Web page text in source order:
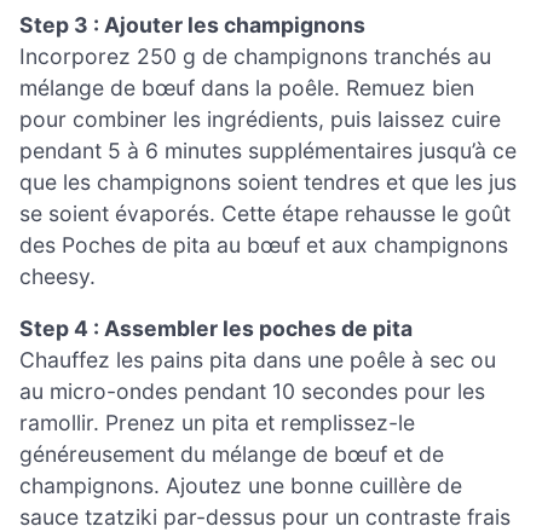
Step 3 : Ajouter les champignons
Incorporez 250 g de champignons tranchés au
mélange de bœuf dans la poêle. Remuez bien
pour combiner les ingrédients, puis laissez cuire
pendant 5 à 6 minutes supplémentaires jusqu’à ce
que les champignons soient tendres et que les jus
se soient évaporés. Cette étape rehausse le goût
des Poches de pita au bœuf et aux champignons
cheesy.
Step 4 : Assembler les poches de pita
Chauffez les pains pita dans une poêle à sec ou
au micro-ondes pendant 10 secondes pour les
ramollir. Prenez un pita et remplissez-le
généreusement du mélange de bœuf et de
champignons. Ajoutez une bonne cuillère de
sauce tzatziki par-dessus pour un contraste frais